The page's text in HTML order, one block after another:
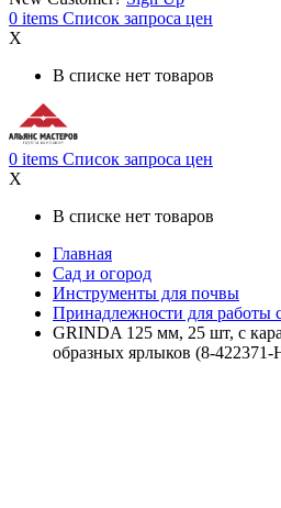
0 items Список запроса цен
X
В списке нет товаров
0 items Список запроса цен
X
В списке нет товаров
Главная
Сад и огород
Инструменты для почвы
Принадлежности для работы
GRINDA 125 мм, 25 шт, с
образных ярлыков (8-422371-